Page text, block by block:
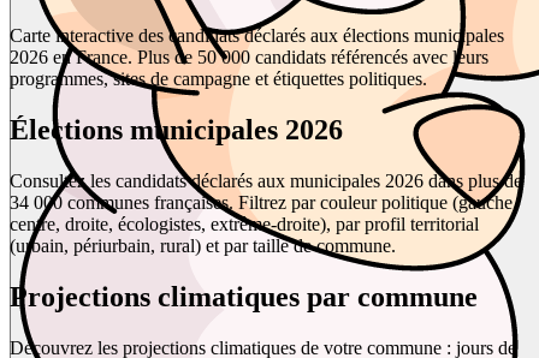
Carte interactive des candidats déclarés aux élections municipales
2026 en France. Plus de 50 000 candidats référencés avec leurs
programmes, sites de campagne et étiquettes politiques.
Élections municipales 2026
Consultez les candidats déclarés aux municipales 2026 dans plus de
34 000 communes françaises. Filtrez par couleur politique (gauche,
centre, droite, écologistes, extrême-droite), par profil territorial
(urbain, périurbain, rural) et par taille de commune.
Projections climatiques par commune
Découvrez les projections climatiques de votre commune : jours de